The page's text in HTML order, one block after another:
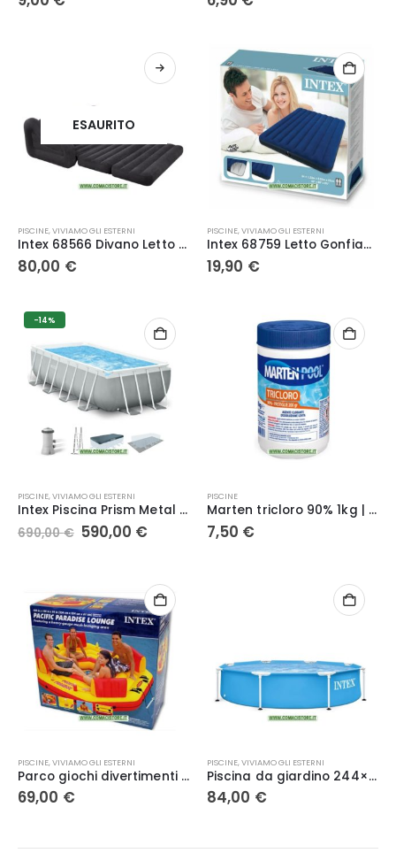
ESAURITO
PISCINE,VIVIAMO GLI ESTERNI
Intex 68566 Divano Letto Gonfiabile 193x221x66 cm
80,00 €
PISCINE,VIVIAMO GLI ESTERNI
Intex 68759 Letto Gonfiabile 152 x 203 x 22 cm
19,90 €
-14%
PISCINE,VIVIAMO GLI ESTERNI
Intex Piscina Prism Metal Frame 488x244x107 cm, con pompa filtro, scaletta, telo base, copertura
690,00€ Il
prezzo
690,00 €.
590,00 €
590,00 €.
PISCINE
Marten tricloro 90% 1kg | cloro effervescente a lenta dissoluzione pastiglie 200 gr
7,50 €
PISCINE,VIVIAMO GLI ESTERNI
Parco giochi divertimenti Intex 58286
69,00 €
PISCINE,VIVIAMO GLI ESTERNI
Piscina da giardino 244×51 Intex 28205 metal frame
84,00 €